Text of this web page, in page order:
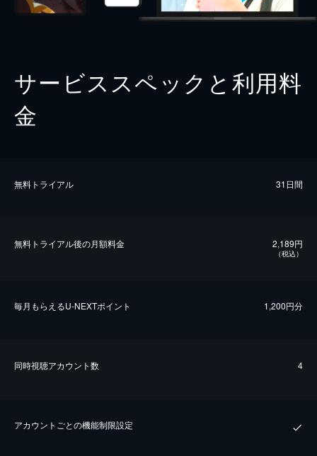
サービススペックと利用料
金
無料トライアル 31日間
無料トライアル後の⽉額料金 2,189円
（税込）
毎⽉もらえるU-NEXTポイント 1,200円分
同時視聴アカウント数 4
アカウントごとの機能制限設定